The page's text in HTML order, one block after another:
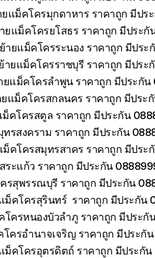
แม็คโครมุกดาหาร ราคาถูก มีปร
ยแม็คโครยโสธร ราคาถูก มีประกั
ายแม็คโครระนอง ราคาถูก มีประ
ายแม็คโครราชบุรี ราคาถูก มีประ
ยแม็คโครลำพูน ราคาถูก มีประกัน
แม็คโครสกลนคร ราคาถูก มีประกั
คโครสตูล ราคาถูก มีประกัน
รสงคราม ราคาถูก มีประกัน
คโครสมุทรสาคร ราคาถูก มีประ
ะแก้ว ราคาถูก มีประกัน
รสุพรรณบุรี ราคาถูก มีประกัน
ม็คโครสุรินทร์ ราคาถูก มีประกัน
ครหนองบัวลำภู ราคาถูก มีประกั
ครอำนาจเจริญ ราคาถูก มีประกัน
ม็คโครอุตรดิตถ์ ราคาถูก มีประกัน